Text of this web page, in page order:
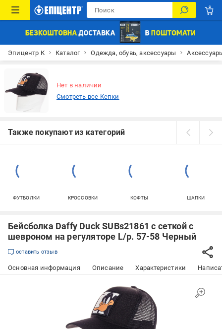
Эпицентр К Каталог Одежда, обувь, аксессуары
Нет в наличии
Смотреть все Кепки
Также покупают из категорий
ФУТБОЛКИ КРОССОВКИ КОФТЫ ШАПКИ
Бейсболка Daffy Duck SUBs21861 с сеткой с
шевроном на регуляторе L/р. 57-58 Черный
оставить отзыв
Основная информация Описание Характеристики